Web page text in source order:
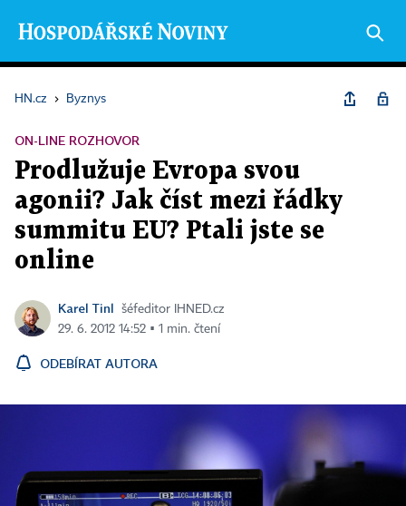
HN.cz › Byznys
ON-LINE ROZHOVOR
Prodlužuje Evropa svou
agonii? Jak číst mezi řádky
summitu EU? Ptali jste se
online
Karel Tinl
šéfeditor IHNED.cz
29. 6. 2012 14:52 ▪ 1 min. čtení
ODEBÍRAT AUTORA